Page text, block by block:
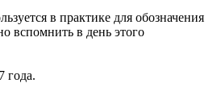
в практике для обозначения
вспомнить в день этого
года.